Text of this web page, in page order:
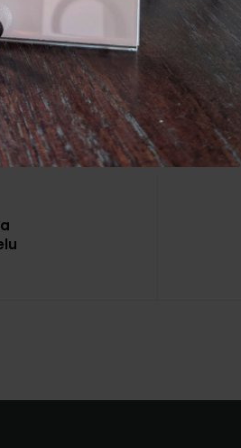
Działania odbywają się w
a przy tym pomoc dla